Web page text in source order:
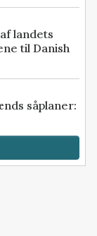
landets
til Danish
såplaner: